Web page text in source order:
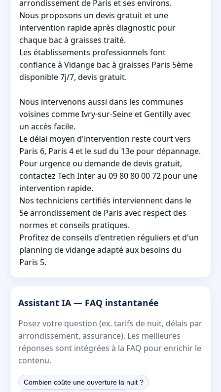
arrondissement de Paris et ses environs.
Nous proposons un devis gratuit et une
intervention rapide après diagnostic pour
chaque bac à graisses traité.
Les établissements professionnels font
confiance à Vidange bac à graisses Paris 5ème
disponible 7j/7, devis gratuit.
Nous intervenons aussi dans les communes
voisines comme Ivry-sur-Seine et Gentilly avec
un accès facile.
Le délai moyen d'intervention reste court vers
Paris 6, Paris 4 et le sud du 13e pour dépannage.
Pour urgence ou demande de devis gratuit,
contactez Tech Inter au 09 80 80 00 72 pour une
intervention rapide.
Nos techniciens certifiés interviennent dans le
5e arrondissement de Paris avec respect des
normes et conseils pratiques.
Profitez de conseils d'entretien réguliers et d'un
planning de vidange adapté aux besoins du
Paris 5.
Assistant IA — FAQ instantanée
Posez votre question (ex. tarifs de nuit, délais par
arrondissement, assurance). Les meilleures
réponses sont intégrées à la FAQ pour enrichir le
contenu.
Combien coûte une ouverture la nuit ?